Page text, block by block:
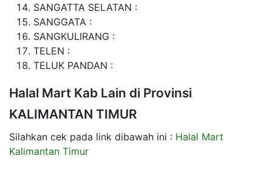
SANGATTA SELATAN :
SANGGATA :
SANGKULIRANG :
TELEN :
TELUK PANDAN :
Halal Mart Kab Lain di Provinsi
KALIMANTAN TIMUR
Silahkan cek pada link dibawah ini : Halal Mart
Kalimantan Timur